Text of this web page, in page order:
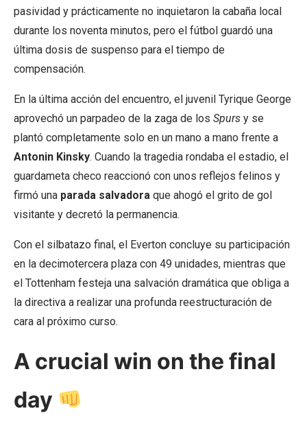
pasividad y prácticamente no inquietaron la cabaña local
durante los noventa minutos, pero el fútbol guardó una
última dosis de suspenso para el tiempo de
compensación.
En la última acción del encuentro, el juvenil Tyrique George
aprovechó un parpadeo de la zaga de los Spurs y se
plantó completamente solo en un mano a mano frente a
Antonin Kinsky. Cuando la tragedia rondaba el estadio, el
guardameta checo reaccionó con unos reflejos felinos y
firmó una parada salvadora que ahogó el grito de gol
visitante y decretó la permanencia.
Con el silbatazo final, el Everton concluye su participación
en la decimotercera plaza con 49 unidades, mientras que
el Tottenham festeja una salvación dramática que obliga a
la directiva a realizar una profunda reestructuración de
cara al próximo curso.
A crucial win on the final
day